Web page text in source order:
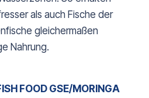
als auch Fische der
gleichermaßen
Nahrung.
FOOD GSE/MORINGA